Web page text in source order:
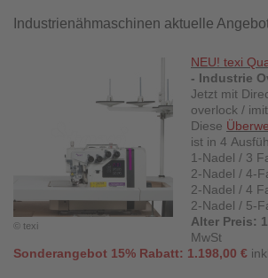
Industrienähmaschinen aktuelle
© texi
NEU! texi
- Industrie
Jetzt mit
overlock /
Diese
ist in 4
1-Nadel / 3
2-Nadel / 4-
2-Nadel / 4
2-Nadel / 5-
Alter Preis:
MwSt
Sonderangebot 15% Rabatt: 1.198,00 €